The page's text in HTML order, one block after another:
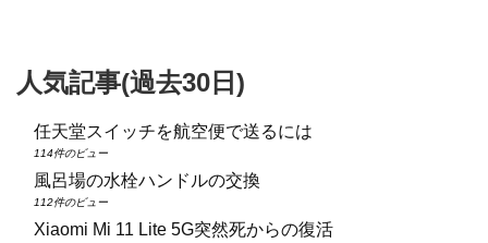
人気記事(過去30日)
任天堂スイッチを航空便で送るには
114件のビュー
風呂場の水栓ハンドルの交換
112件のビュー
Xiaomi Mi 11 Lite 5G突然死からの復活